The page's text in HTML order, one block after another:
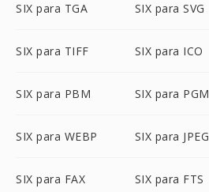
SIX para TGA SIX para SVG
SIX para TIFF SIX para ICO
SIX para PBM SIX para PGM
SIX para WEBP SIX para JPEG
SIX para FAX SIX para FTS